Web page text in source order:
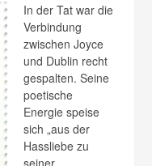
In der Tat war die
Verbindung
zwischen Joyce
und Dublin recht
gespalten. Seine
poetische
Energie speise
sich „aus der
Hassliebe zu
seiner